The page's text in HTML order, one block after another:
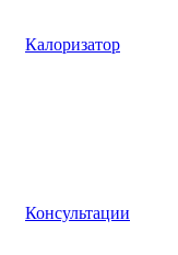
Калоризатор
Консультации